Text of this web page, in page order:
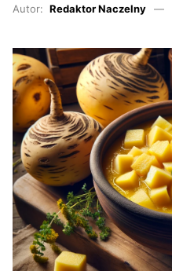
Autor: Redaktor Naczelny